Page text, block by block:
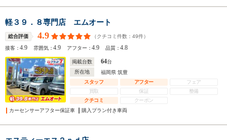
軽３９．８専門店 エムオート
総合評価 4.9 （クチコミ件数： 49件）
接客：4.9 雰囲気：4.9 アフター：4.9 品質：4.8
掲載台数 64台
所在地
福岡県 筑豊
スタッフ
アフター
フェア
買取
保証
整備
クチコミ
クーポン
カーセンサーアフター保証車
購入プラン付き車両